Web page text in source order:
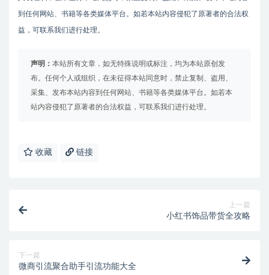
到任何网站、书籍等各类媒体平台。如若本站内容侵犯了原著者的合法权
益，可联系我们进行处理。
声明： 本站所有文章，如无特殊说明或标注，均为本站原创发
布。任何个人或组织，在未征得本站同意时，禁止复制、盗用、
采集、发布本站内容到任何网站、书籍等各类媒体平台。如若本
站内容侵犯了原著者的合法权益，可联系我们进行处理。
收藏 链接
上一篇
小红书饰品带货全攻略
下一篇
微商引流聚合助手引流功能大全